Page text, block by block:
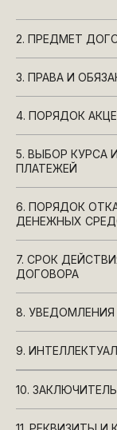
2. ПРЕДМЕТ
3. ПРАВА И
4. ПОРЯДОК
5. ВЫБОР КУРСА
ПЛАТЕЖЕЙ
6. ПОРЯДОК
ДЕНЕЖНЫХ
7. СРОК
ДОГОВОРА
8.
9.
10.